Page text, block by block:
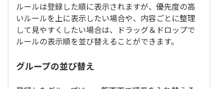
ルールは登録した順に表示されますが、優先度の高
いルールを上に表示したい場合や、内容ごとに整理
して見やすくしたい場合は、ドラッグ＆ドロップで
ルールの表示順を並び替えることができます。
グループの並び替え